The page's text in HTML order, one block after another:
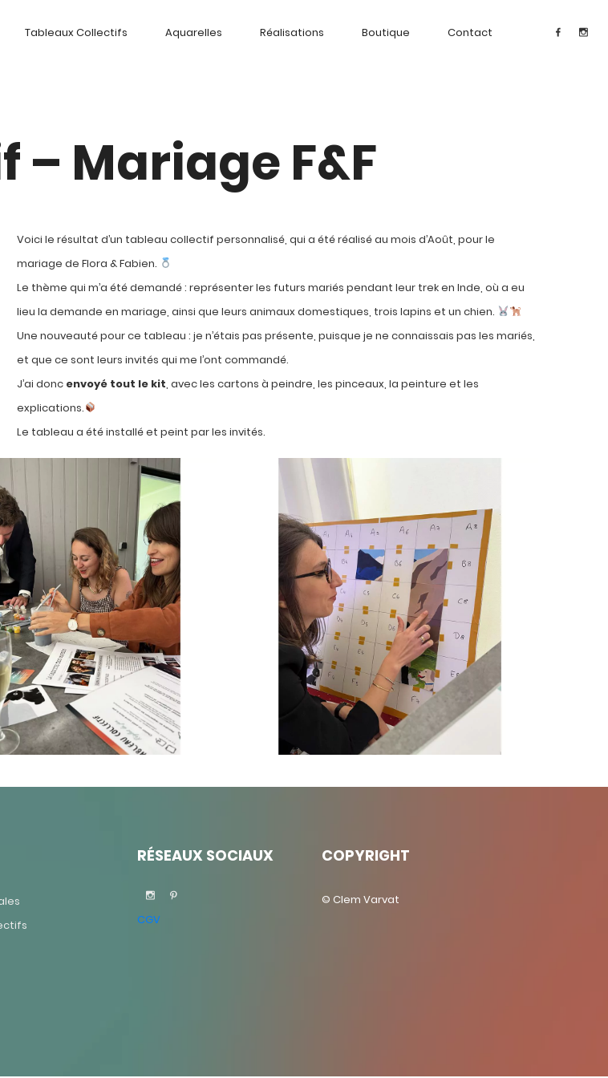
Tableaux Collectifs Aquarelles Réalisations Boutique Contact
Mariage F&F
Voici le résultat d’un tableau collectif personnalisé, qui a été réalisé au mois d’Août, pour le
mariage de Flora & Fabien.
Le thème qui m’a été demandé : représenter les futurs mariés pendant leur trek en Inde, où a eu
lieu la demande en mariage, ainsi que leurs animaux domestiques, trois lapins et un chien.
Une nouveauté pour ce tableau : je n’étais pas présente, puisque je ne connaissais pas les mariés,
et que ce sont leurs invités qui me l’ont commandé.
J’ai donc envoyé tout le kit, avec les cartons à peindre, les pinceaux, la peinture et les
explications.
Le tableau a été installé et peint par les invités.
RÉSEAUX SOCIAUX
CGV
COPYRIGHT
© Clem Varvat